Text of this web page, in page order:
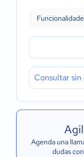
Consultar sin
Agenda una
dudas